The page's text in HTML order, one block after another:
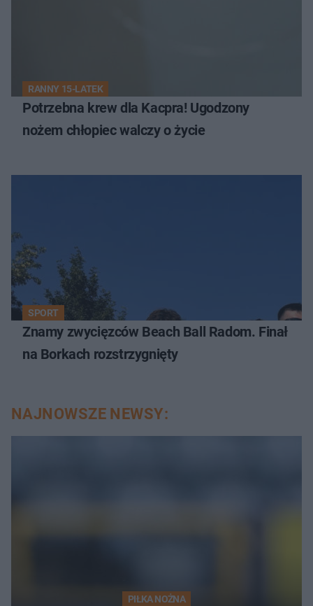
RANNY 15-LATEK
Potrzebna krew dla Kacpra! Ugodzony
nożem chłopiec walczy o życie
SPORT
Znamy zwycięzców Beach Ball Radom. Finał
na Borkach rozstrzygnięty
NAJNOWSZE NEWSY:
PIŁKA NOŻNA